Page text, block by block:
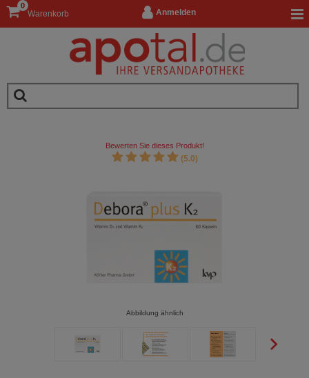
Anmelden
Warenkorb
0
Bewerten Sie dieses Produkt!
(5.0)
Abbildung ähnlich